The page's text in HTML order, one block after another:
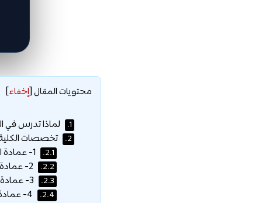
محتويات المقال[إخفاء]
1. لماذا تدرس في
2. تخصصات الكلية
2.1.
2.2.
2.3.
2.4.